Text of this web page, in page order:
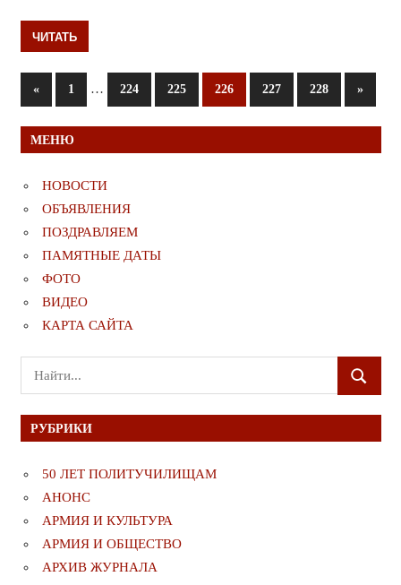
ЧИТАТЬ
Пагинация
записей
«Предыдущие
записи
1 … 224 225 226 227 228
записи
»
МЕНЮ
НОВОСТИ
ОБЪЯВЛЕНИЯ
ПОЗДРАВЛЯЕМ
ПАМЯТНЫЕ ДАТЫ
ФОТО
ВИДЕО
КАРТА САЙТА
Поиск
для:
ПОИСК
РУБРИКИ
50 ЛЕТ ПОЛИТУЧИЛИЩАМ
АНОНС
АРМИЯ И КУЛЬТУРА
АРМИЯ И ОБЩЕСТВО
АРХИВ ЖУРНАЛА